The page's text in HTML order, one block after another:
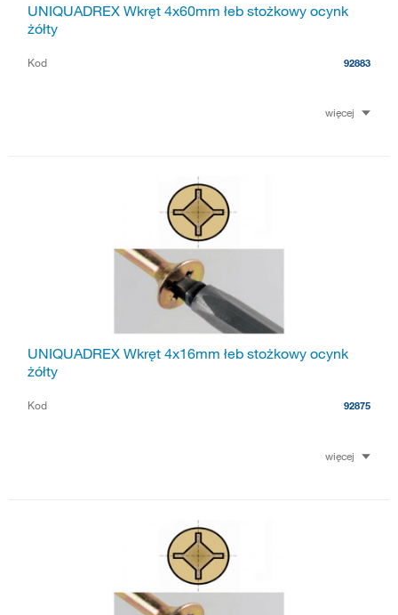
UNIQUADREX Wkręt 4x60mm łeb stożkowy ocynk
żółty
Kod 92883
więcej
UNIQUADREX Wkręt 4x16mm łeb stożkowy ocynk
żółty
Kod 92875
więcej